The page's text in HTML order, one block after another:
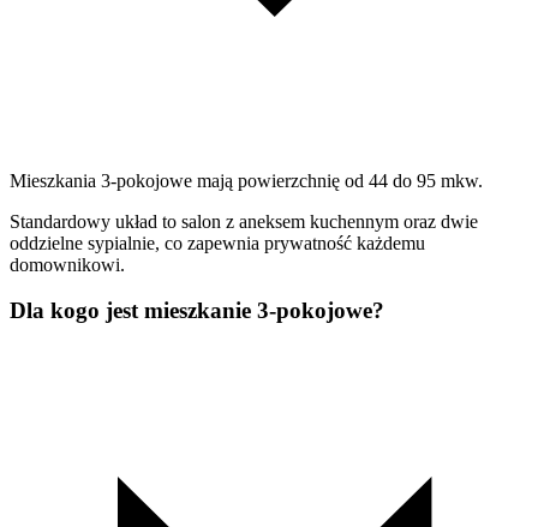
Mieszkania 3-pokojowe mają powierzchnię od 44 do 95 mkw.
Standardowy układ to salon z aneksem kuchennym oraz dwie
oddzielne sypialnie, co zapewnia prywatność każdemu
domownikowi.
Dla kogo jest mieszkanie 3-pokojowe?